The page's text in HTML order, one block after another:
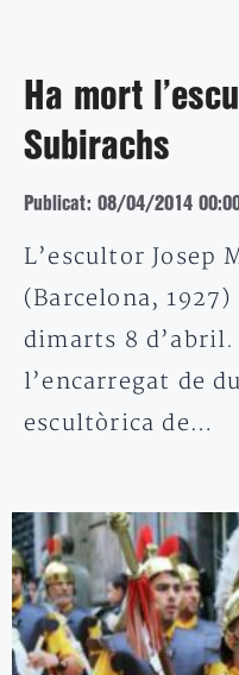
Ha mort
Subirachs
Publicat: 08/04/2014
L’escultor Josep
(Barcelona,
dimarts 8 d’abril.
l’encarregat de
escultòrica de…